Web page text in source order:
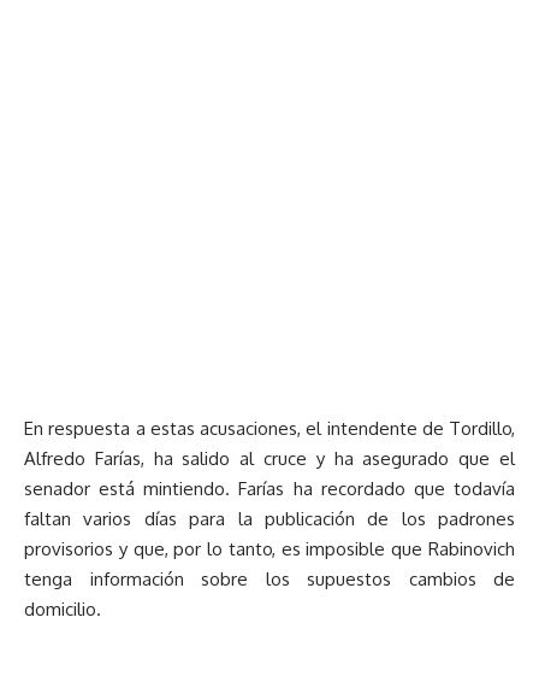
En respuesta a estas acusaciones, el intendente de Tordillo,
Alfredo Farías, ha salido al cruce y ha asegurado que el
senador está mintiendo. Farías ha recordado que todavía
faltan varios días para la publicación de los padrones
provisorios y que, por lo tanto, es imposible que Rabinovich
tenga información sobre los supuestos cambios de
domicilio.